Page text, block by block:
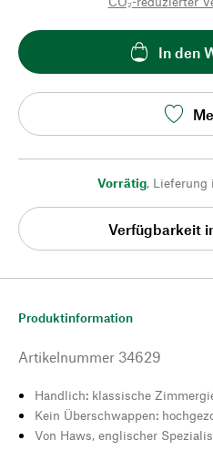
In den
Vorrätig, Lieferung
Verfügbarkeit
Produktinformation
Artikelnummer 34629
Handlich: klassische
Kein Überschwappen:
Von Haws, englischer